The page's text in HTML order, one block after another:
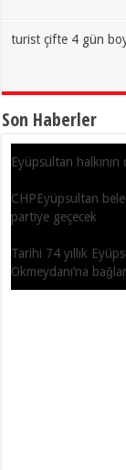
turist çifte 4 gün
Son Haberler
Eyüpsultan
CHPEyüpsultan
partiye geçecek
Tarihi 74 yıllık
Okmeydanı’na